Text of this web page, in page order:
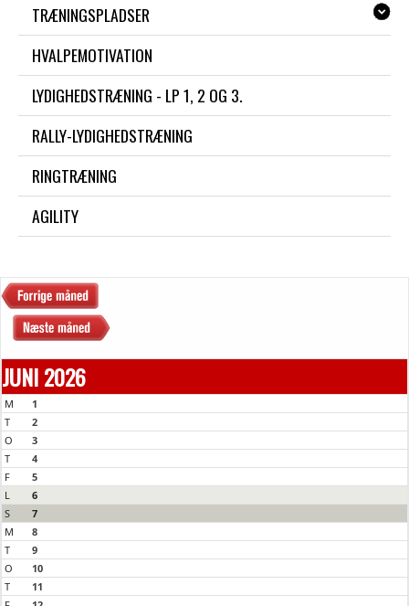
TRÆNINGSPLADSER
HVALPEMOTIVATION
LYDIGHEDSTRÆNING - LP 1, 2 OG 3.
RALLY-LYDIGHEDSTRÆNING
RINGTRÆNING
AGILITY
JUNI 2026
M
1
T
2
O
3
T
4
F
5
L
6
S
7
M
8
T
9
O
10
T
11